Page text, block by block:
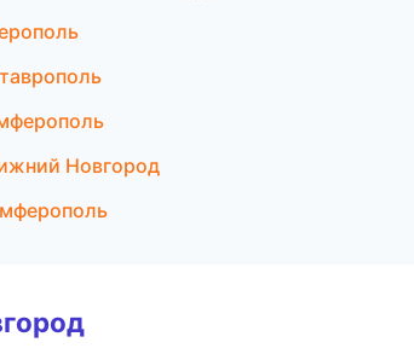
Новгород